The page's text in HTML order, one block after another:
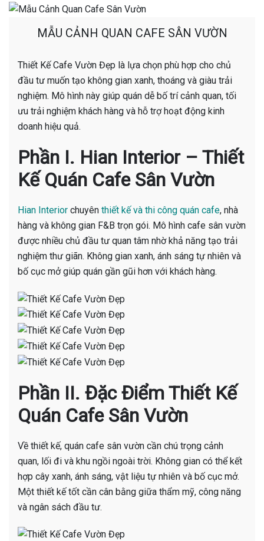
MẪU CẢNH QUAN CAFE SÂN VƯỜN
Thiết Kế Cafe Vườn Đẹp là lựa chọn phù hợp cho chủ
đầu tư muốn tạo không gian xanh, thoáng và giàu trải
nghiệm. Mô hình này giúp quán dễ bố trí cảnh quan, tối
ưu trải nghiệm khách hàng và hỗ trợ hoạt động kinh
doanh hiệu quả.
Phần I. Hian Interior – Thiết
Kế Quán Cafe Sân Vườn
Hian Interior chuyên thiết kế và thi công quán cafe, nhà
hàng và không gian F&B trọn gói. Mô hình cafe sân vườn
được nhiều chủ đầu tư quan tâm nhờ khả năng tạo trải
nghiệm thư giãn. Không gian xanh, ánh sáng tự nhiên và
bố cục mở giúp quán gần gũi hơn với khách hàng.
Phần II. Đặc Điểm Thiết Kế
Quán Cafe Sân Vườn
Về thiết kế, quán cafe sân vườn cần chú trọng cảnh
quan, lối đi và khu ngồi ngoài trời. Không gian có thể kết
hợp cây xanh, ánh sáng, vật liệu tự nhiên và bố cục mở.
Một thiết kế tốt cần cân bằng giữa thẩm mỹ, công năng
và ngân sách đầu tư.